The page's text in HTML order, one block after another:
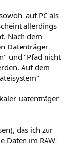
auf PC als
allerdings
Nach dem
Datenträger
und "Pfad nicht
Auf dem
Datenträger
das ich zur
Daten im RAW-